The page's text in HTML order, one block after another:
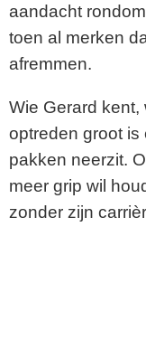
aandacht
toen al merken
afremmen.
Wie Gerard kent,
optreden groot is
pakken neerzit.
meer grip wil
zonder zijn